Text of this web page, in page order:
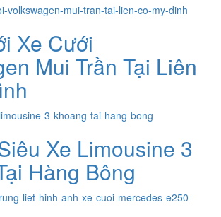
Xe Cưới
Mui Trần Tại Liên
Xe Limousine 3
Hàng Bông